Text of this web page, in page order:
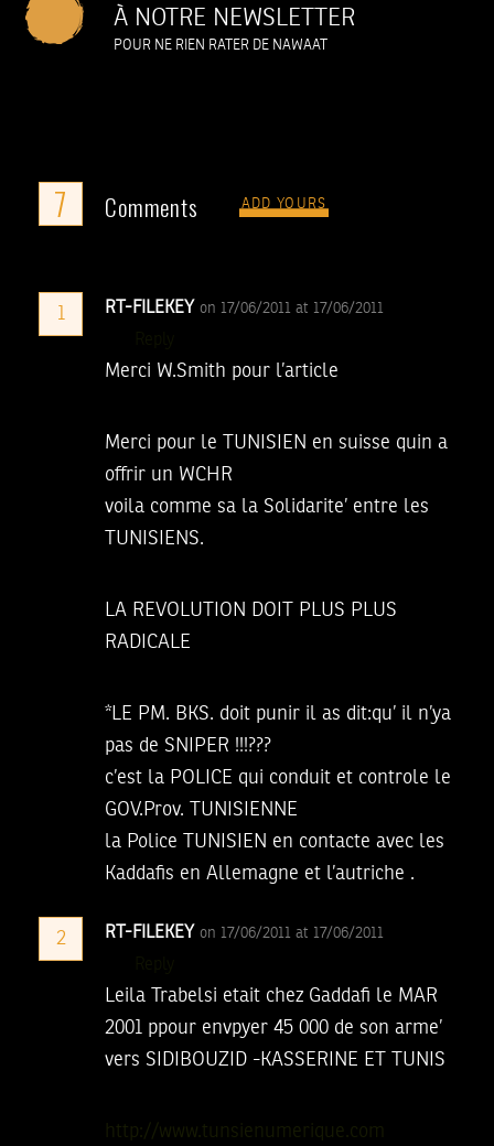
À NOTRE NEWSLETTER
POUR NE RIEN RATER DE NAWAAT
7 Comments ADD YOURS
1 RT-FILEKEY on 17/06/2011 at 17/06/2011
Merci W.Smith pour l’article
Merci pour le TUNISIEN en suisse quin a
offrir un WCHR
voila comme sa la Solidarite’ entre les
TUNISIENS.
LA REVOLUTION DOIT PLUS PLUS
RADICALE
*LE PM. BKS. doit punir il as dit:qu’ il n’ya
pas de SNIPER !!!???
c’est la POLICE qui conduit et controle le
GOV.Prov. TUNISIENNE
la Police TUNISIEN en contacte avec les
Kaddafis en Allemagne et l’autriche .
2 RT-FILEKEY on 17/06/2011 at 17/06/2011
Leila Trabelsi etait chez Gaddafi le MAR
2001 ppour envpyer 45 000 de son arme’
vers SIDIBOUZID -KASSERINE ET TUNIS
http://www.tunsienumerique.com